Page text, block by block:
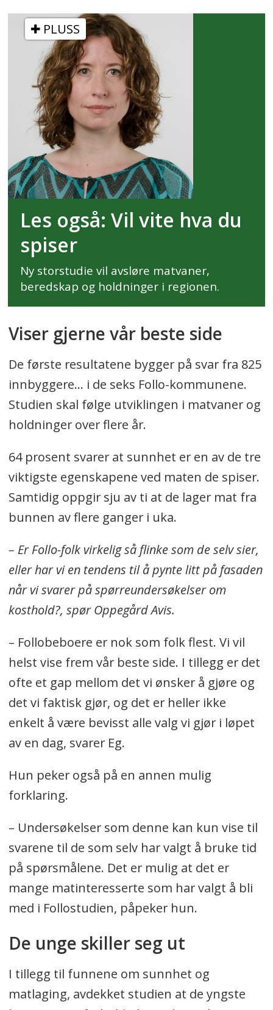
PLUSS
Les også:Vil vite hva du
spiser
Ny storstudie vil avsløre matvaner,
beredskap og holdninger i regionen.
Viser gjerne vår beste side
De første resultatene bygger på svar fra 825
innbyggere... i de seks Follo-kommunene.
Studien skal følge utviklingen i matvaner og
holdninger over flere år.
64 prosent svarer at sunnhet er en av de tre
viktigste egenskapene ved maten de spiser.
Samtidig oppgir sju av ti at de lager mat fra
bunnen av flere ganger i uka.
– Er Follo-folk virkelig så flinke som de selv sier,
eller har vi en tendens til å pynte litt på fasaden
når vi svarer på spørreundersøkelser om
kosthold?, spør Oppegård Avis.
– Follobeboere er nok som folk flest. Vi vil
helst vise frem vår beste side. I tillegg er det
ofte et gap mellom det vi ønsker å gjøre og
det vi faktisk gjør, og det er heller ikke
enkelt å være bevisst alle valg vi gjør i løpet
av en dag, svarer Eg.
Hun peker også på en annen mulig
forklaring.
– Undersøkelser som denne kan kun vise til
svarene til de som selv har valgt å bruke tid
på spørsmålene. Det er mulig at det er
mange matinteresserte som har valgt å bli
med i Follostudien, påpeker hun.
De unge skiller seg ut
I tillegg til funnene om sunnhet og
matlaging, avdekket studien at de yngste